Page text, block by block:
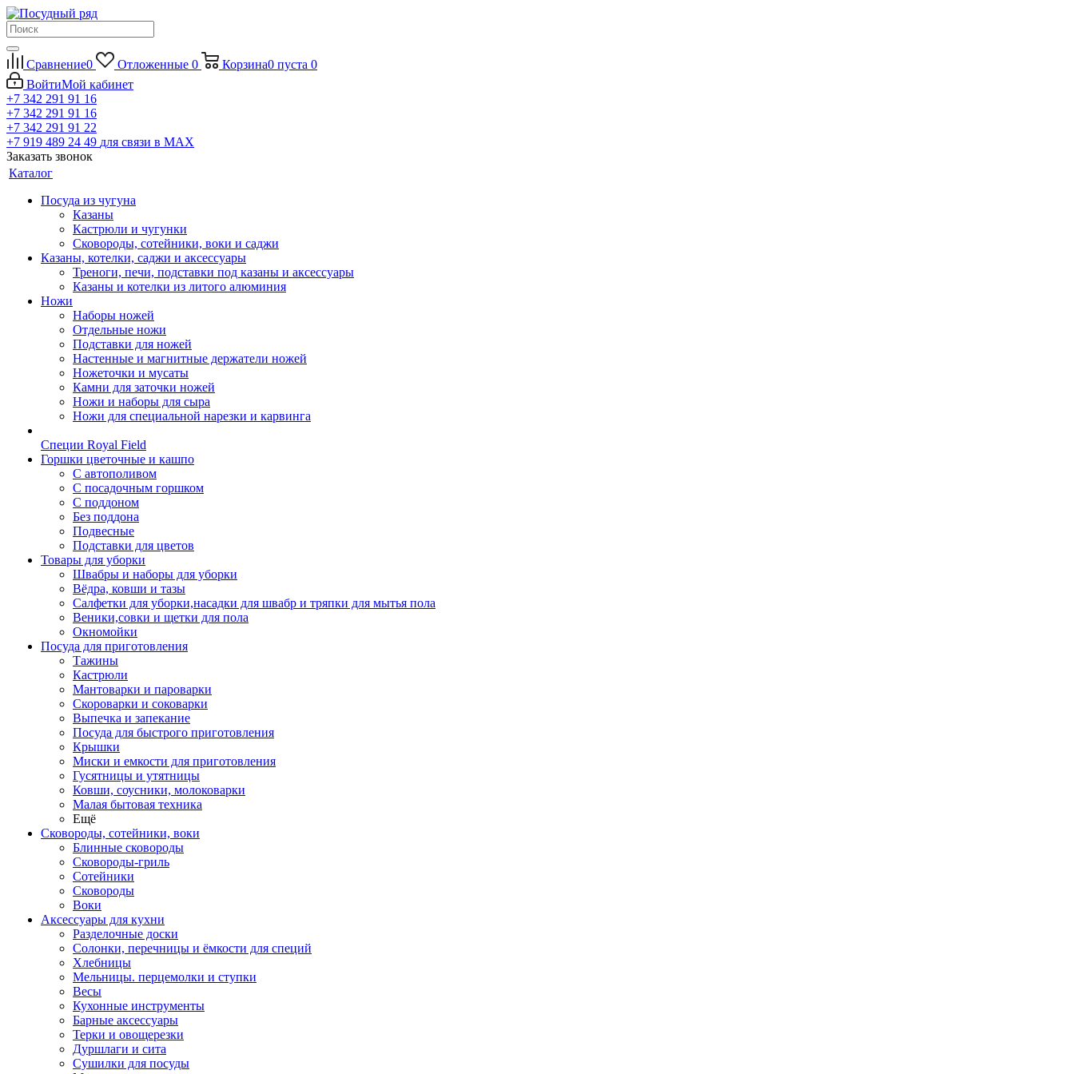
Сравнение0 Отложенные 0 Корзина0 пуста 0
ВойтиМой кабинет
+7 342 291 91 16
+7 342 291 91 16
+7 342 291 91 22
+7 919 489 24 49 для связи в МАХ
Заказать звонок
Каталог
Посуда из чугуна
Казаны
Кастрюли и чугунки
Сковороды, сотейники, воки и саджи
Казаны, котелки, саджи и аксессуары
Треноги, печи, подставки под казаны и аксессуары
Казаны и котелки из литого алюминия
Ножи
Наборы ножей
Отдельные ножи
Подставки для ножей
Настенные и магнитные держатели ножей
Ножеточки и мусаты
Камни для заточки ножей
Ножи и наборы для сыра
Ножи для специальной нарезки и карвинга
Специи Royal Field
Горшки цветочные и кашпо
С автополивом
С посадочным горшком
С поддоном
Без поддона
Подвесные
Подставки для цветов
Товары для уборки
Швабры и наборы для уборки
Вёдра, ковши и тазы
Салфетки для уборки,насадки для швабр и тряпки для мытья пола
Веники,совки и щетки для пола
Окномойки
Посуда для приготовления
Тажины
Кастрюли
Мантоварки и пароварки
Скороварки и соковарки
Выпечка и запекание
Посуда для быстрого приготовления
Крышки
Миски и емкости для приготовления
Гусятницы и утятницы
Ковши, соусники, молоковарки
Малая бытовая техника
Ещё
Сковороды, сотейники, воки
Блинные сковороды
Сковороды-гриль
Сотейники
Сковороды
Воки
Аксессуары для кухни
Разделочные доски
Солонки, перечницы и ёмкости для специй
Хлебницы
Мельницы. перцемолки и ступки
Весы
Кухонные инструменты
Барные аксессуары
Терки и овощерезки
Дуршлаги и сита
Сушилки для посуды